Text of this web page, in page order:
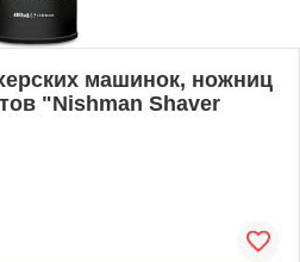
машинок, ножниц
"Nishman Shaver